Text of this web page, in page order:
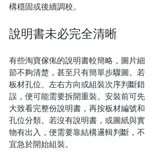
構穩固或後續調校。
說明書未必完全清晰
有些淘寶傢俬的說明書較簡略，圖片細
節不夠清楚，甚至只有簡單步驟圖。若
板材孔位、左右方向或組裝次序判斷錯
誤，便可能需要拆開重裝。安裝前可先
大致看完整份說明書，再按板材編號和
孔位分類。若沒有說明書，或圖紙與實
物有出入，便需要靠結構邏輯判斷，不
宜急於開始組裝。